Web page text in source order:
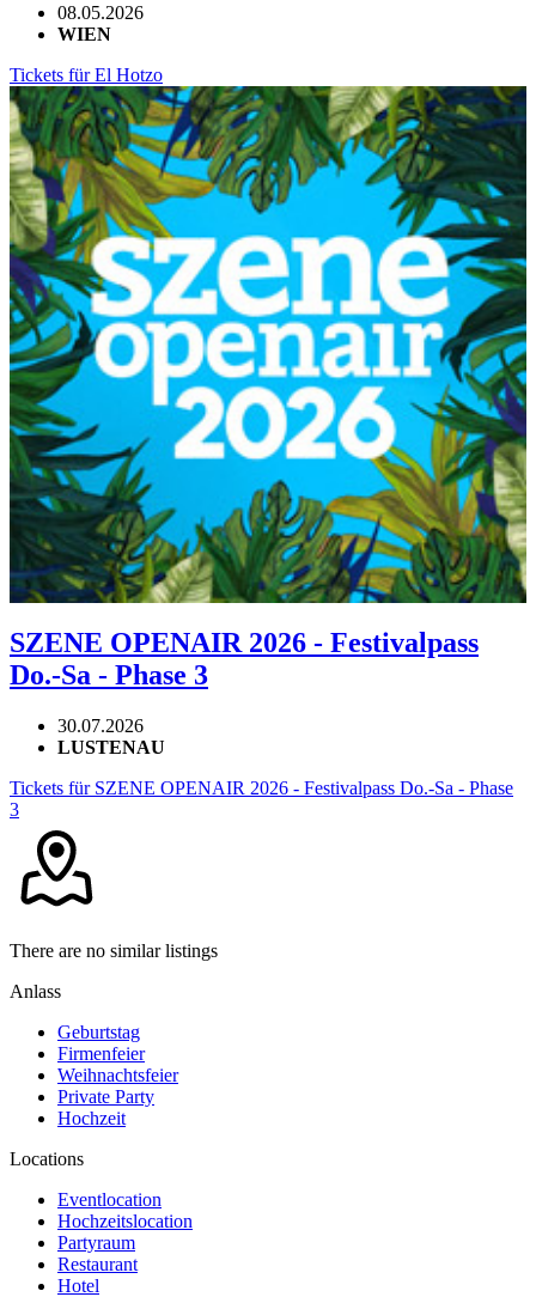
08.05.2026
WIEN
Tickets für El Hotzo
SZENE OPENAIR 2026 - Festivalpass
Do.-Sa - Phase 3
30.07.2026
LUSTENAU
Tickets für SZENE OPENAIR 2026 - Festivalpass Do.-Sa - Phase
3
There are no similar listings
Anlass
Geburtstag
Firmenfeier
Weihnachtsfeier
Private Party
Hochzeit
Locations
Eventlocation
Hochzeitslocation
Partyraum
Restaurant
Hotel